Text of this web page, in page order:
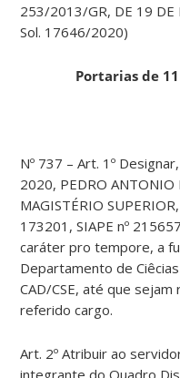
253/2013/GR, DE 19 DE
Sol. 17646/2020)
Portarias de
Nº 737 – Art. 1º
2020, PEDRO ANTONIO
MAGISTÉRIO
173201, SIAPE nº
caráter pro tempore, a
Departamento de
CAD/CSE, até que
referido cargo.
Art. 2º Atribuir ao
integrante do Quadro